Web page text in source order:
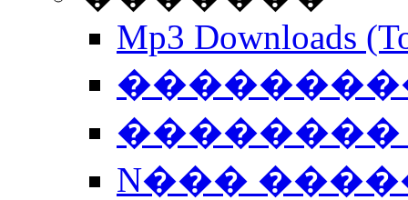
Mp3 Downloads
��������
N���